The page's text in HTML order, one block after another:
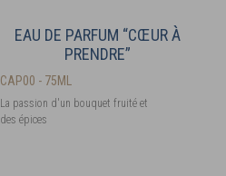
EAU DE PARFUM “CŒUR À
PRENDRE”
CAP00 - 75ML
La passion d'un bouquet fruité et
des épices